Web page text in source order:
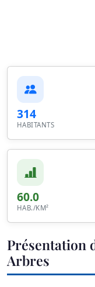
314
HABITANTS
60.0
HAB./KM²
Présentation
Arbres